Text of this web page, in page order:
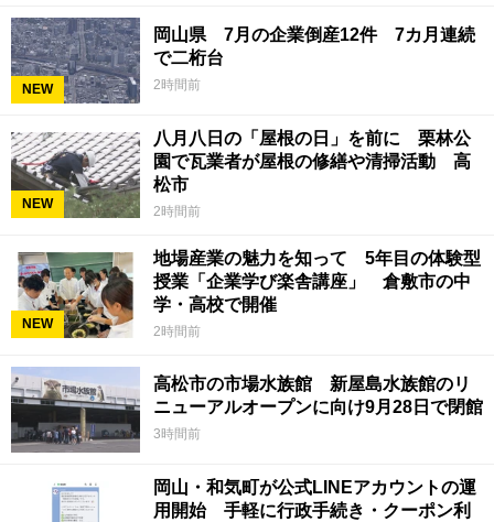
NEW
岡山県 7月の企業倒産12件 7カ月連続
で二桁台
2時間前
NEW
八月八日の「屋根の日」を前に 栗林公
園で瓦業者が屋根の修繕や清掃活動 高
松市
2時間前
NEW
地場産業の魅力を知って 5年目の体験型
授業「企業学び楽舎講座」 倉敷市の中
学・高校で開催
2時間前
高松市の市場水族館 新屋島水族館のリ
ニューアルオープンに向け9月28日で閉館
3時間前
岡山・和気町が公式LINEアカウントの運
用開始 手軽に行政手続き・クーポン利